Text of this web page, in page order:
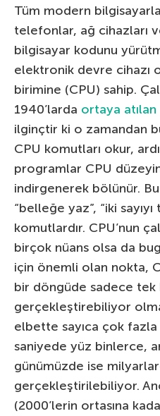
Tüm modern
telefonlar, ağ cihazları
bilgisayar kodunu
elektronik devre cihazı
birimine (CPU) sahip.
1940’larda ortaya atılan
ilginçtir ki o zamandan
CPU komutları okur,
programlar CPU
indirgenerek bölünür.
“belleğe yaz”, “iki
komutlardır. CPU’nun
birçok nüans olsa da
için önemli olan nokta,
bir döngüde sadece
gerçekleştirebiliyor
elbette sayıca çok
saniyede yüz binlerce,
günümüzde ise
gerçekleştirilebiliyor.
(2000’lerin ortasına